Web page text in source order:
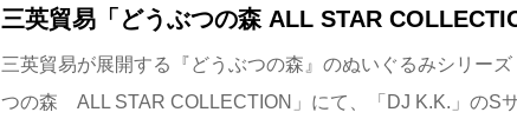
三英貿易「どうぶつの森 ALL STAR
三英貿易が展開する『どうぶつの森』のぬいぐるみシリーズ
つの森 ALL STAR COLLECTION」にて、「DJ K.K.」のS